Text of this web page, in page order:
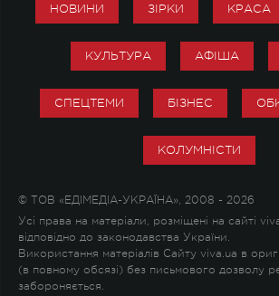
НОВИНИ ЗІРКИ КРАСА
КУЛЬТУРА АФІША
СПЕЦТЕМИ БІЗНЕС
КОЛУМНІСТИ
© ТОВ «ЕДІМЕДІА-УКРАЇНА», 2008 - 2026
Усі права на матеріали, розміщені на сайті
відповідно до законодавства України.
Використання матеріалів Сайту viva.ua в
(в повному обсязі) без письмового дозволу
забороняється.